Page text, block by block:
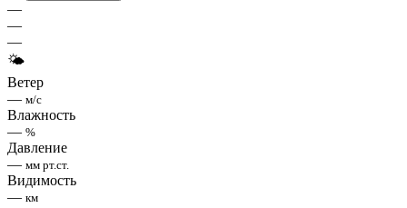
—
—
—
🌤
Ветер
— м/с
Влажность
— %
Давление
— мм рт.ст.
Видимость
— км